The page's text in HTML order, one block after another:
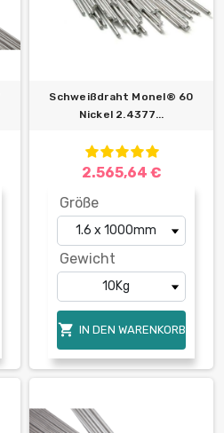
Schweißdraht Monel® 60
Nickel 2.4377...
2.565,64 €
Größe
Gewicht
 IN DEN WARENKORB